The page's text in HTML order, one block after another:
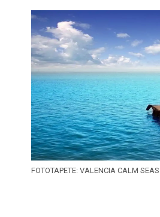
FOTOTAPETE: VALENCIA CALM SEAS